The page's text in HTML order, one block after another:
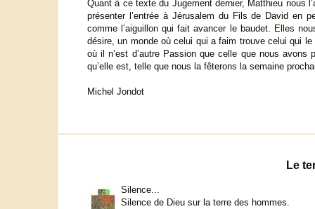
Quant à ce texte du Jugement dernier, Matthieu nous
présenter l’entrée à Jérusalem du Fils de David en
comme l’aiguillon qui fait avancer le baudet. Elles
désire, un monde où celui qui a faim trouve celui qui
où il n’est d’autre Passion que celle que nous
qu’elle est, telle que nous la fêterons la semaine
Michel Jondot
Le
Silence...
Silence de Dieu sur la terre des hommes.